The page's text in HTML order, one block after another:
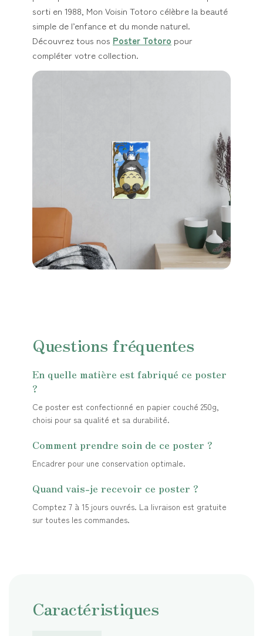
sorti en 1988, Mon Voisin Totoro célèbre la beauté
simple de l’enfance et du monde naturel.
Découvrez tous nos Poster Totoro pour
compléter votre collection.
Questions fréquentes
En quelle matière est fabriqué ce poster
?
Ce poster est confectionné en papier couché 250g,
choisi pour sa qualité et sa durabilité.
Comment prendre soin de ce poster ?
Encadrer pour une conservation optimale.
Quand vais-je recevoir ce poster ?
Comptez 7 à 15 jours ouvrés. La livraison est gratuite
sur toutes les commandes.
Caractéristiques